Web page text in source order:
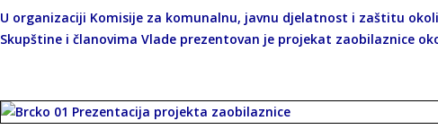
U organizaciji Komisije za komunalnu, javnu djelatnost i zaštitu
Skupštine i članovima Vlade prezentovan je projekat zaobilaznice